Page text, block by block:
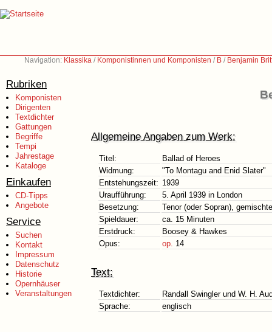
Navigation: Klassika / Komponistinnen und Komponisten / B / Benjamin
Rubriken
Komponisten
Dirigenten
Textdichter
Gattungen
Begriffe
Tempi
Jahrestage
Kataloge
Einkaufen
CD-Tipps
Angebote
Service
Suchen
Kontakt
Impressum
Datenschutz
Historie
Opernhäuser
Veranstaltungen
Allgemeine Angaben zum Werk:
Titel:
Ballad of Heroes
Widmung:
"To Montagu and Enid Slater"
Entstehungszeit: 1939
Uraufführung:
5. April 1939 in London
Besetzung:
Tenor (oder Sopran),
Spieldauer:
ca. 15 Minuten
Erstdruck:
Boosey & Hawkes
Opus:
op. 14
Text:
Textdichter:
Randall Swingler und W. H.
Sprache:
englisch